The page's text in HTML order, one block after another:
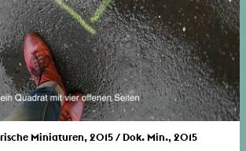
Miniaturen, 2015 / Dok. Min., 2015